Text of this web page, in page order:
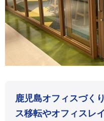
鹿児島オフィスづく
ス移転やオフィスレ